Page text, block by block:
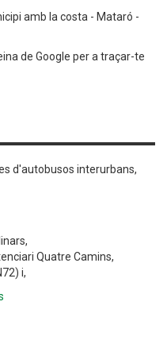
amb la costa - Mataró -
de Google per a traçar-te
d'autobusos interurbans,
Quatre Camins,
i,